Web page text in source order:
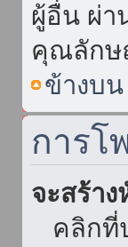
ผู้อื่น ผ่า
คุณลักษ
ข้างบน
การโ
จะสร้า
คลิกที่